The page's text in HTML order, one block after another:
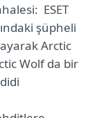
ESET
şüpheli
Arctic
Wolf da bir